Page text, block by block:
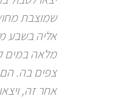
שמוצבת
אליה בשבע
מלאה במים
צפים בה.
אחר זה,